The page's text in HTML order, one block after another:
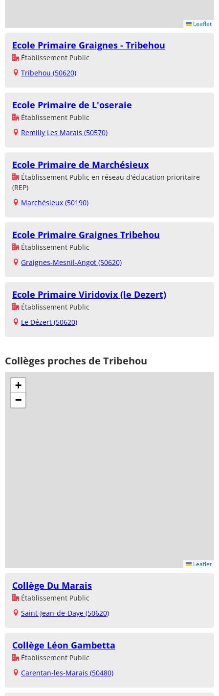
Leaflet
Ecole Primaire Graignes - Tribehou
Établissement Public
Tribehou (50620)
Ecole Primaire de L'oseraie
Établissement Public
Remilly Les Marais (50570)
Ecole Primaire de Marchésieux
Établissement Public en réseau d'éducation prioritaire
(REP)
Marchésieux (50190)
Ecole Primaire Graignes Tribehou
Établissement Public
Graignes-Mesnil-Angot (50620)
Ecole Primaire Viridovix (le Dezert)
Établissement Public
Le Dézert (50620)
Collèges proches de Tribehou
+
−
Leaflet
Collège Du Marais
Établissement Public
Saint-Jean-de-Daye (50620)
Collège Léon Gambetta
Établissement Public
Carentan-les-Marais (50480)